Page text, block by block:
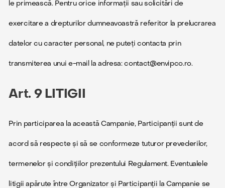
le primească. Pentru orice informații sau solicitări de
exercitare a drepturilor dumneavoastră referitor la prelucrarea
datelor cu caracter personal, ne puteți contacta prin
transmiterea unui e-mail la adresa: contact@envipco.ro.
Art. 9 LITIGII
Prin participarea la această Campanie, Participanții sunt de
acord să respecte și să se conformeze tuturor prevederilor,
termenelor și condițiilor prezentului Regulament. Eventualele
litigii apărute între Organizator și Participanții la Campanie se